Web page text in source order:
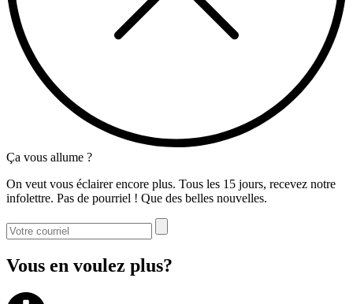
Ça vous allume ?
On veut vous éclairer encore plus. Tous les 15 jours, recevez notre
infolettre. Pas de pourriel ! Que des belles nouvelles.
Vous en voulez plus?